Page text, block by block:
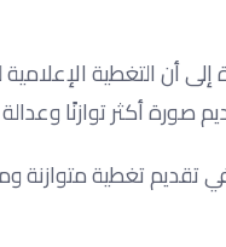
أن التغطية
أكثر توازنًا
تقديم تغطية متوازنة